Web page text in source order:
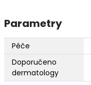
Parametry
Péče
Doporučeno
dermatology